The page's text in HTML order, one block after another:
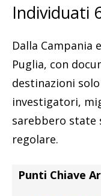
Individuati
Dalla
Puglia, con
destinazioni
investigatori,
sarebbero
regolare.
Punti Chiave